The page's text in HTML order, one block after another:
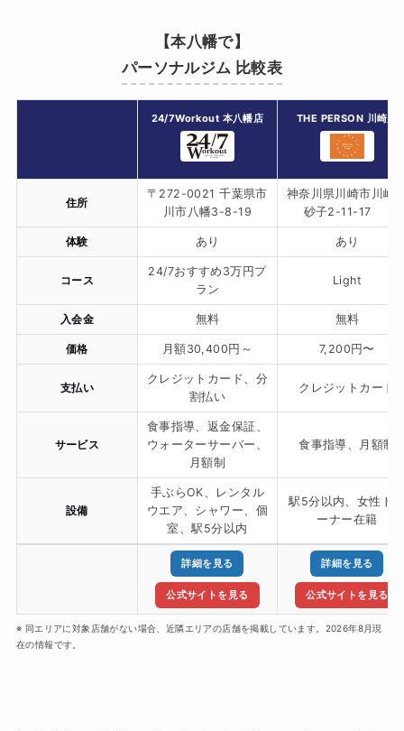
【本八幡で】
パーソナルジム 比較表
24/7Workout 本八幡店 THE PERSON 川崎店
住所
〒272-0021 千葉県市
川市八幡3-8-19
神奈川県川崎市川崎
砂子2-11-17
体験 あり あり
コース
24/7おすすめ3万円プ
ラン
Light
入会金 無料 無料
価格 月額30,400円～ 7,200円〜
支払い
クレジットカード、分
割払い
クレジットカード
サービス
食事指導、返金保証、
ウォーターサーバー、
月額制
食事指導、月額制
設備
手ぶらOK、レンタル
ウエア、シャワー、個
室、駅5分以内
駅5分以内、女性ト
ーナー在籍
詳細を見る
公式サイトを見る
詳細を見る
公式サイトを見る
※ 同エリアに対象店舗がない場合、近隣エリアの店舗を掲載しています。2026年8月現
在の情報です。